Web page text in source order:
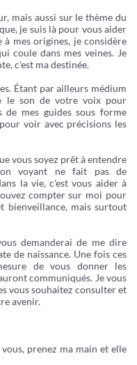
mais aussi sur le thème du
je suis là pour vous aider
à mes origines, je considère
coule dans mes veines. Je
c'est ma destinée.
Étant par ailleurs médium
le son de votre voix pour
de mes guides sous forme
voir avec précisions les
vous soyez prêt à entendre
voyant ne fait pas de
la vie, c'est vous aider à
compter sur moi pour
bienveillance, mais surtout
demanderai de me dire
de naissance. Une fois ces
de vous donner les
communiqués. Je vous
vous souhaitez consulter et
avenir.
prenez ma main et elle